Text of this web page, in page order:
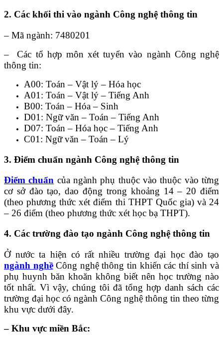
2. Các khối thi vào ngành Công nghệ thông tin
– Mã ngành: 7480201
– Các tổ hợp môn xét tuyển vào ngành Công nghệ
thông tin:
A00: Toán – Vật lý – Hóa học
A01: Toán – Vật lý – Tiếng Anh
B00: Toán – Hóa – Sinh
D01: Ngữ văn – Toán – Tiếng Anh
D07: Toán – Hóa học – Tiếng Anh
C01: Ngữ văn – Toán – Lý
3. Điểm chuẩn ngành Công nghệ thông tin
Điểm chuẩn của ngành phụ thuộc vào thuộc vào từng
cơ sở đào tạo, dao động trong khoảng 14 – 20 điểm
(theo phương thức xét điểm thi THPT Quốc gia) và 24
– 26 điểm (theo phương thức xét học bạ THPT).
4. Các trường đào tạo ngành Công nghệ thông tin
Ở nước ta hiện có rất nhiều trường đại học đào tạo
ngành nghềCông nghệ thông tin khiến các thí sinh và
phụ huynh băn khoăn không biết nên học trường nào
tốt nhất. Vì vậy, chúng tôi đã tổng hợp danh sách các
trường đại học có ngành Công nghệ thông tin theo từng
khu vực dưới đây.
– Khu vực miền Bắc: